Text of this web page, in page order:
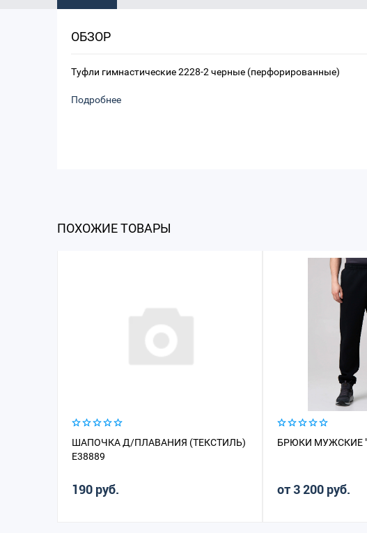
ОБЗОР
Туфли гимнастические 2228-2 черные (перфорированные)
Подробнее
ПОХОЖИЕ ТОВАРЫ
ШАПОЧКА Д/ПЛАВАНИЯ (ТЕКСТИЛЬ)
E38889
190 руб.
БРЮКИ МУЖСКИЕ
от 3 200 руб.